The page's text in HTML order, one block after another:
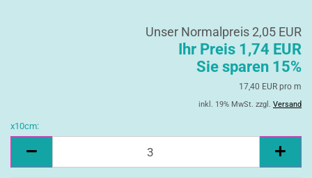
Unser Normalpreis 2,05 EUR
Ihr Preis 1,74 EUR
Sie sparen 15%
17,40 EUR pro m
inkl. 19% MwSt. zzgl. Versand
x10cm: